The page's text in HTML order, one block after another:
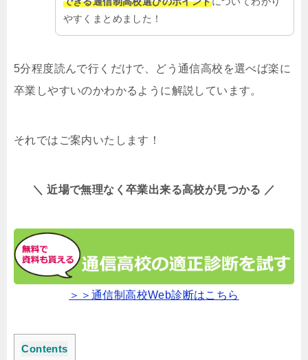
やすくまとめました！
5分程度読んで行くだけで、どう通信高校を選べば楽に
卒業しやすいのかわかるように解説しています。
それではご案内いたします！
＼ 近場で無理なく卒業出来る高校が見つかる ／
＞＞通信制高校Web診断はこちら
Contents